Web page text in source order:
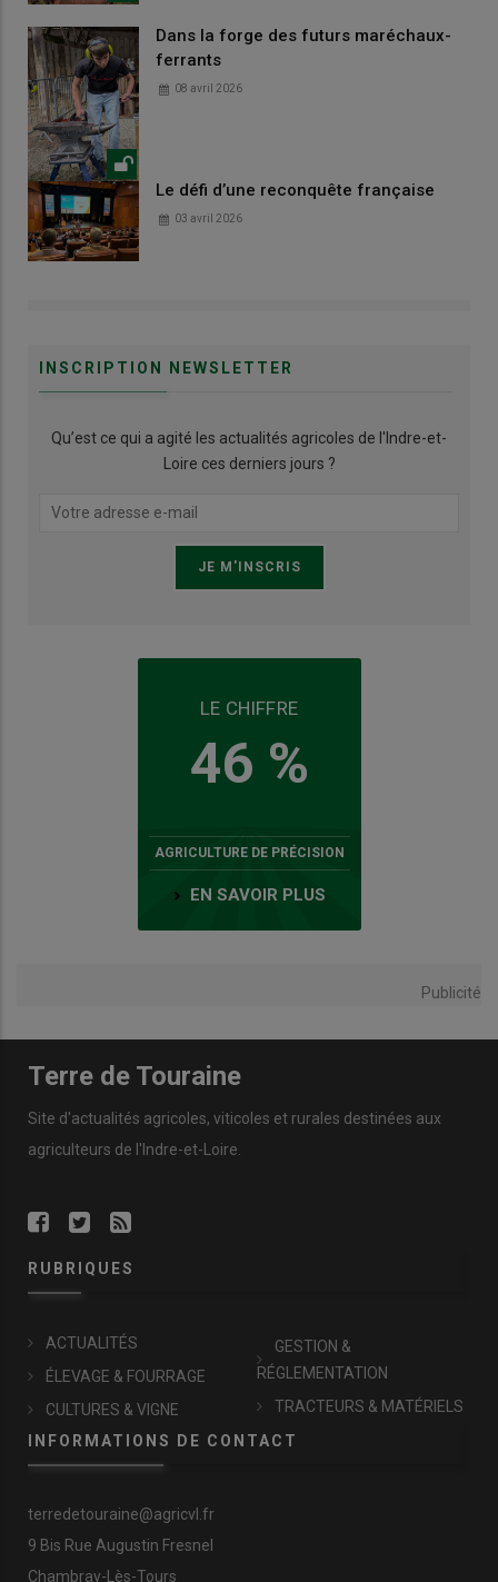
Dans la forge des futurs maréchaux-
ferrants
08 avril 2026
Le défi d’une reconquête française
03 avril 2026
INSCRIPTION NEWSLETTER
Qu’est ce qui a agité les actualités agricoles de l'Indre-et-
Loire ces derniers jours ?
LE CHIFFRE
46 %
AGRICULTURE DE PRÉCISION
EN SAVOIR PLUS
Publicité
Terre de Touraine
Site d'actualités agricoles, viticoles et rurales destinées aux
agriculteurs de l'Indre-et-Loire.
RUBRIQUES
ACTUALITÉS
ÉLEVAGE & FOURRAGE
CULTURES & VIGNE
GESTION &
RÉGLEMENTATION
TRACTEURS & MATÉRIELS
INFORMATIONS DE CONTACT
terredetouraine@agricvl.fr
9 Bis Rue Augustin Fresnel
Chambray-Lès-Tours